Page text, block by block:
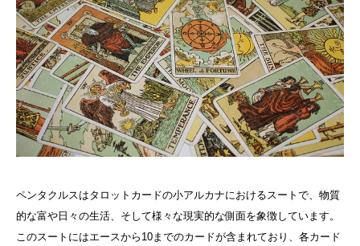
ペンタクルスはタロットカードの小アルカナにおけるスートで、物質
的な富や日々の生活、そして様々な現実的な側面を象徴しています。
このスートにはエースから10までのカードが含まれており、各カード